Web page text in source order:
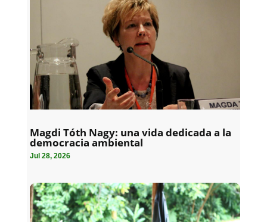
Magdi Tóth Nagy: una vida dedicada a la
democracia ambiental
Jul 28, 2026